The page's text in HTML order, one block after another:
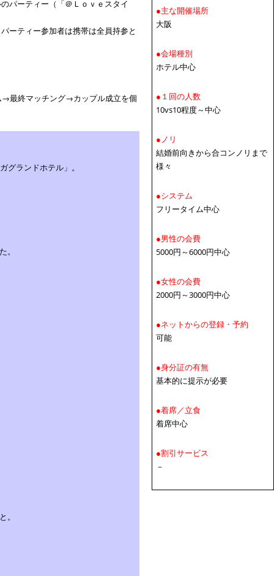
パーティー（「＠Ｌｏｖｅスタイ
ーティー参加者は携帯は全員持参と
最終マッチング→カップル成立を個
グランドホテル」。
。
。
●主な開催場所
大阪
●会場種別
ホテル中心
●１回の人数
10vs10程度～中心
●ノリ
結婚前向きから合コンノリまで
様々
●システム
フリータイム中心
●男性の会費
5000円～6000円中心
●女性の会費
2000円～3000円中心
●ネットからの登録・予約
可能
●身分証の有無
基本的に提示が必要
●着席／立食
着席中心
●割引サービス
－